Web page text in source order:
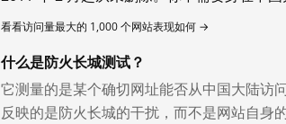
看看访问量最大的 1,000 个网站表现如何 →
什么是防火长城测试？
它测量的是某个确切网址能否从中国大陆访
反映的是防火长城的干扰，而不是网站自身的